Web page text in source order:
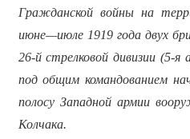
Гражданской войны на
июне—июле 1919 года двух
26-й стрелковой дивизии (5-
под общим командованием
полосу Западной армии
Колчака.